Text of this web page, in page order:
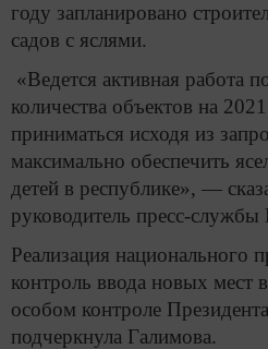
году запланировано
садов с яслями.
«Ведется активная работа
количества объектов на
приниматься исходя из
максимально обеспечить
детей в республике», —
руководитель пресс-службы
Реализация национального
контроль ввода новых мест
особом контроле
подчеркнула Галимова.